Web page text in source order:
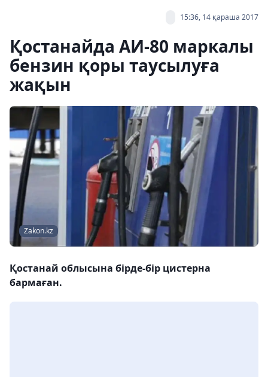
15:36, 14 қараша 2017
Қостанайда АИ-80 маркалы
бензин қоры таусылуға
жақын
Zakon.kz
Қостанай облысына бірде-бір цистерна
бармаған.